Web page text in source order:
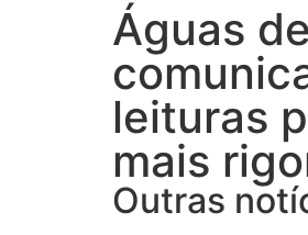
Águas
leituras
mais
Outras